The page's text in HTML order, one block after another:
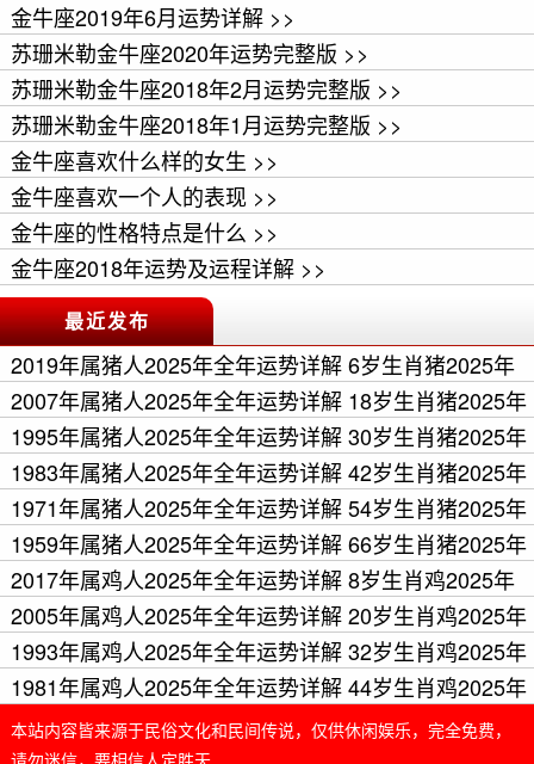
金牛座2019年6月运势详解 >>
苏珊米勒金牛座2020年运势完整版 >>
苏珊米勒金牛座2018年2月运势完整版 >>
苏珊米勒金牛座2018年1月运势完整版 >>
金牛座喜欢什么样的女生 >>
金牛座喜欢一个人的表现 >>
金牛座的性格特点是什么 >>
金牛座2018年运势及运程详解 >>
最近发布
2019年属猪人2025年全年运势详解 6岁生肖猪2025年
每月运程 >>
2007年属猪人2025年全年运势详解 18岁生肖猪2025年
每月运程 >>
1995年属猪人2025年全年运势详解 30岁生肖猪2025年
每月运程 >>
1983年属猪人2025年全年运势详解 42岁生肖猪2025年
每月运程 >>
1971年属猪人2025年全年运势详解 54岁生肖猪2025年
每月运程 >>
1959年属猪人2025年全年运势详解 66岁生肖猪2025年
每月运程 >>
2017年属鸡人2025年全年运势详解 8岁生肖鸡2025年
每月运程 >>
2005年属鸡人2025年全年运势详解 20岁生肖鸡2025年
每月运程 >>
1993年属鸡人2025年全年运势详解 32岁生肖鸡2025年
每月运程 >>
1981年属鸡人2025年全年运势详解 44岁生肖鸡2025年
每月运程 >>
本站内容皆来源于民俗文化和民间传说，仅供休闲娱乐，完全免费，